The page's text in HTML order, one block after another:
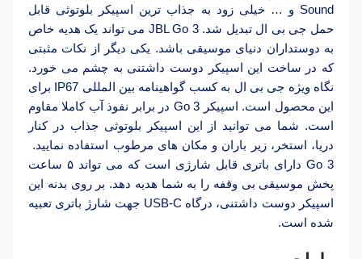
Sound و … خیلی زود به جذاب ترین اسپیکر بلوتوثی قابل
حمل جی بی ال تبدیل شد. JBL Go 3 می تواند یک هدیه خاص
به دوستداران دنیای موسیقی باشد. یکی دیگر از نکات مثبتی
که در ساخت این اسپیکر دوست داشتنی به چشم می خورد.
نگاه ویژه جی بی ال به کسب گواهینامه بین المللی IP67 برای
این محصول است. اسپیکر Go 3 در برابر نفوذ آب کاملا مقاوم
است. شما می توانید از این اسپیکر بلوتوثی جذاب در کنار
دریا، استخر، زیر باران و مکان های مرطوب استفاده نمایید.
Go 3 دارای باتری قابل شارژی است که می تواند ۵ ساعت
پخش موسیقی بی وقفه را به شما هدیه دهد. بر روی بدنه این
اسپیکر دوست داشتنی، درگاه USB-C جهت شارژ باتری تعبیه
شده است.